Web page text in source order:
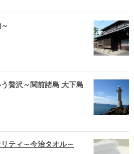
贅沢～関前諸島 大下島
ティ～今治タオル～